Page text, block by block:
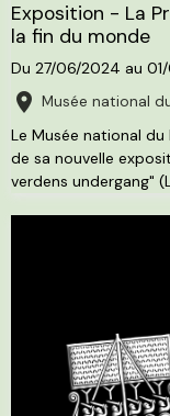
Exposition - La
la fin du monde
Du 27/06/2024 au
Musée national
Le Musée national
de sa nouvelle
verdens undergang"